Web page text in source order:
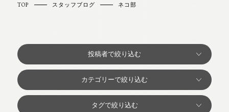
TOP スタッフブログ ネコ部